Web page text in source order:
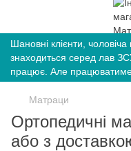
Шановні клієнти,
знаходиться серед лав
працює. Але
Матраци
Ортопедичні
або з